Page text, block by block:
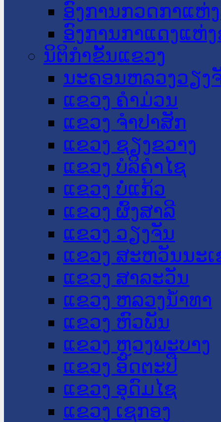
ອົງການກວດກາແຫ່
ອົງການກາແດງແຫ່
ນິຕິກໍາຂັ້ນແຂວງ
ນະ​ຄອນ​ຫລວງວຽງ
ແຂວງ ຄໍາມ່ວນ
ແຂວງ ຈໍາປາສັກ
ແຂວງ ຊຽງຂວາງ
ແຂວງ ບໍລິຄໍາໄຊ
ແຂວງ ບໍ່ແກ້ວ
ແຂວງ ຜົ້ງສາລີ
ແຂວງ ວຽງຈັນ
ແຂວງ ສະຫວັນນະ
ແຂວງ ສາລະວັນ
ແຂວງ ຫລວງນໍ້າທາ
ແຂວງ ຫົວພັນ
ແຂວງ ຫຼວງພະບາງ
ແຂວງ ອັດຕະປື
ແຂວງ ອຸດົມໄຊ
ແຂວງ ເຊກອງ